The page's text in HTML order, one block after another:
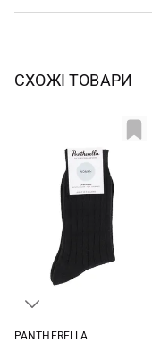
СХОЖІ ТОВАРИ
PANTHERELLA